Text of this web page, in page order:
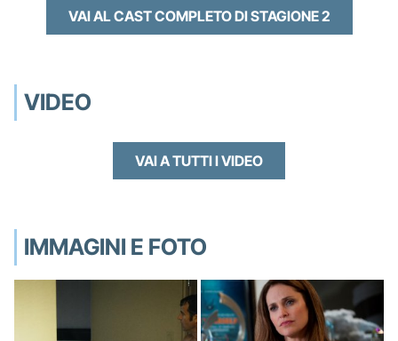
VAI AL CAST COMPLETO DI STAGIONE 2
VIDEO
VAI A TUTTI I VIDEO
IMMAGINI E FOTO